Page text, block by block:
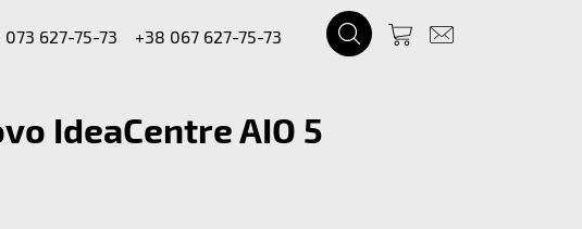
073 627-75-73
+38 067 627-75-73
IdeaCentre AIO 5